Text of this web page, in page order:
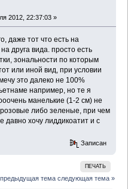
2012, 22:37:03 »
даже тот что есть на
друга вида. просто есть
зональности по которым
или иной вид, при условии
это далеко не 100%
например, но те я
манелькие (1-2 см) не
либо зеленые, при чем
давно хочу лиддикоатит и с
Записан
ПЕЧАТЬ
тема следующая тема »